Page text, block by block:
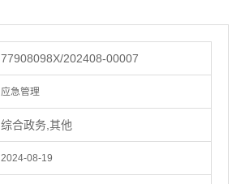
77908098X/202408-00007
应急管理
综合政务,其他
2024-08-19